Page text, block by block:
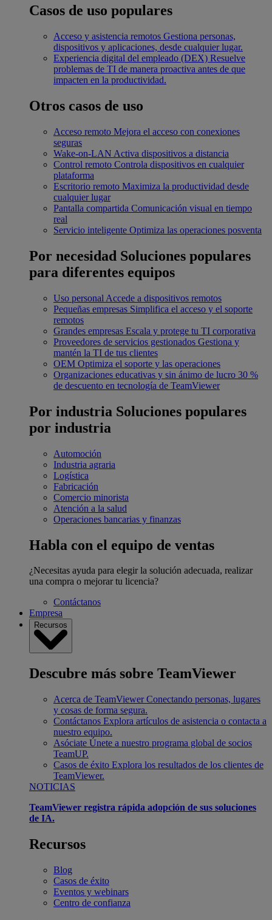
Casos de uso populares
Acceso y asistencia remotos Gestiona personas,
dispositivos y aplicaciones, desde cualquier lugar.
Experiencia digital del empleado (DEX) Resuelve
problemas de TI de manera proactiva antes de que
impacten en la productividad.
Otros casos de uso
Acceso remoto Mejora el acceso con conexiones
seguras
Wake-on-LAN Activa dispositivos a distancia
Control remoto Controla dispositivos en cualquier
plataforma
Escritorio remoto Maximiza la productividad desde
cualquier lugar
Pantalla compartida Comunicación visual en tiempo
real
Servicio inteligente Optimiza las operaciones posventa
Por necesidad Soluciones populares
para diferentes equipos
Uso personal Accede a dispositivos remotos
Pequeñas empresas Simplifica el acceso y el soporte
remotos
Grandes empresas Escala y protege tu TI corporativa
Proveedores de servicios gestionados Gestiona y
mantén la TI de tus clientes
OEM Optimiza el soporte y las operaciones
Organizaciones educativas y sin ánimo de lucro 30 %
de descuento en tecnología de TeamViewer
Por industria Soluciones populares
por industria
Automoción
Industria agraria
Logística
Fabricación
Comercio minorista
Atención a la salud
Operaciones bancarias y finanzas
Habla con el equipo de ventas
¿Necesitas ayuda para elegir la solución adecuada, realizar
una compra o mejorar tu licencia?
Contáctanos
Empresa
Recursos
Descubre más sobre TeamViewer
Acerca de TeamViewer Conectando personas, lugares
y cosas de forma segura.
Contáctanos Explora artículos de asistencia o contacta a
nuestro equipo.
Asóciate Únete a nuestro programa global de socios
TeamUP.
Casos de éxito Explora los resultados de los clientes de
TeamViewer.
NOTICIAS
TeamViewer registra rápida adopción de sus soluciones
de IA.
Recursos
Blog
Casos de éxito
Eventos y webinars
Centro de confianza